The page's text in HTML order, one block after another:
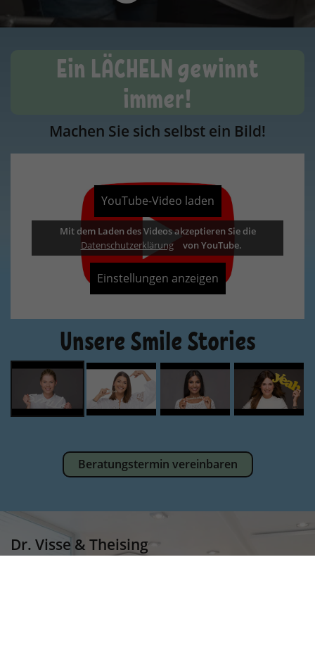
Ein LÄCHELN gewinnt
immer!
Machen Sie sich selbst ein Bild!
YouTube-Video laden
Mit dem Laden des Videos akzeptieren Sie die
Datenschutzerklärung
von YouTube.
Einstellungen anzeigen
Datenschutzerklärung
Datenschutzerklärung
Datenschutzerklärung
Unsere Smile Stories
Beratungstermin vereinbaren
Dr. Visse & Theising